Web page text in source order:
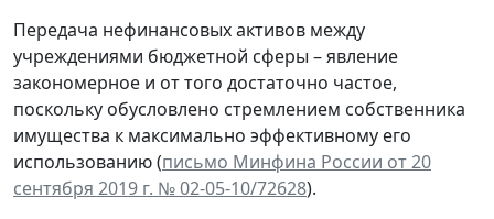
Передача нефинансовых активов между
учреждениями бюджетной сферы – явление
закономерное и от того достаточно частое,
поскольку обусловлено стремлением собственника
имущества к максимально эффективному его
использованию (письмо Минфина России от 20
сентября 2019 г. № 02-05-10/72628).